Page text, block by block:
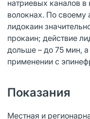
натриевых каналов
волокнах. По
лидокаин
прокаин; действие
дольше – до 75 мин,
применении с
Показания
Местная и